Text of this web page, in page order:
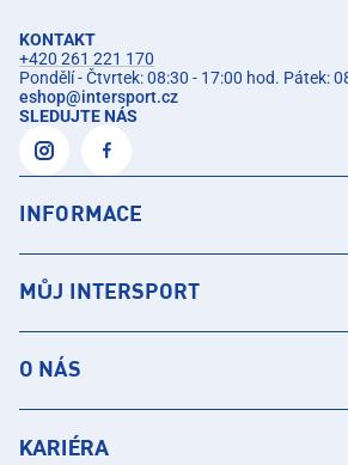
KONTAKT
+420 261 221 170
Pondělí - Čtvrtek: 08:30 - 17:00 hod. Pátek:
eshop@intersport.cz
SLEDUJTE NÁS
INFORMACE
MŮJ INTERSPORT
O NÁS
KARIÉRA